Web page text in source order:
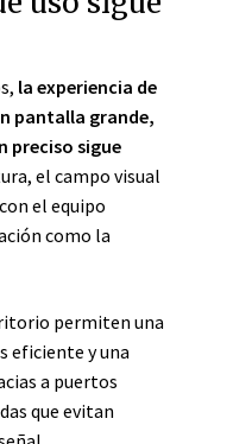
la experiencia de
pantalla grande,
preciso sigue
el campo visual
el equipo
como la
permiten una
eficiente y una
a puertos
que evitan